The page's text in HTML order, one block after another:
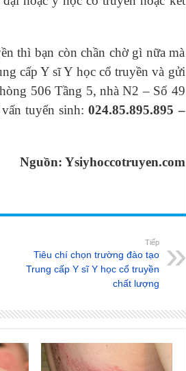
thì bạn còn chần chờ gì nữa mà
cấp Y sĩ Y học cổ truyền và gửi
506 Tầng 5, nhà N2 – Số 49
tuyển sinh:024.85.895.895 –
Nguồn: Ysiyhoccotruyen.com
Tiếp
Tiêu chí chọn trường đào tạo
Trung cấp Y sĩ Y học cổ truyền
chất lượng